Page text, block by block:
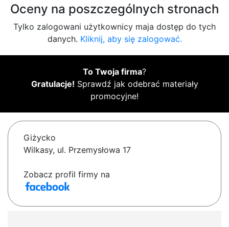
Oceny na poszczególnych stronach
Tylko zalogowani użytkownicy maja dostęp do tych
danych. Kliknij, aby się zalogować.
To Twoja firma?
Gratulacje! Sprawdź jak odebrać materiały
promocyjne!
Giżycko
Wilkasy, ul. Przemysłowa 17
Zobacz profil firmy na